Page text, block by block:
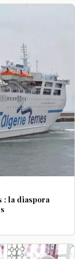
: la diaspora